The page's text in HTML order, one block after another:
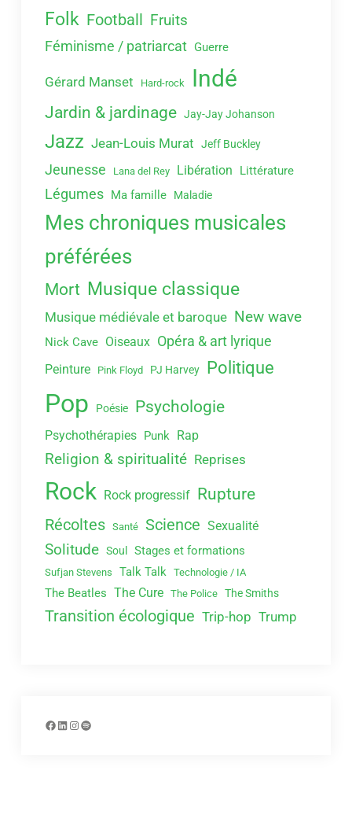
Folk Football Fruits
Féminisme / patriarcat Guerre
Gérard Manset Hard-rock Indé
Jardin & jardinage Jay-Jay Johanson
Jazz Jean-Louis Murat Jeff Buckley
Jeunesse Lana del Rey Libération Littérature
Légumes Ma famille Maladie
Mes chroniques musicales
préférées
Mort Musique classique
Musique médiévale et baroque New wave
Nick Cave Oiseaux Opéra & art lyrique
Peinture Pink Floyd PJ Harvey Politique
Pop Poésie Psychologie
Psychothérapies Punk Rap
Religion & spiritualité Reprises
Rock Rock progressif Rupture
Récoltes Santé Science Sexualité
Solitude Soul Stages et formations
Sufjan Stevens Talk Talk Technologie / IA
The Beatles The Cure The Police The Smiths
Transition écologique Trip-hop Trump
Facebook
LinkedIn
Instagram
Spotify